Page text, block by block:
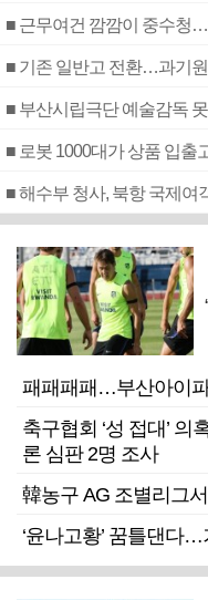
■ 근무여건 깜깜이 중수청
■ 기존 일반고 전환…과기
■ 부산시립극단 예술감독
■ 로봇 1000대가 상품 입
■ 해수부 청사, 북항 국제여
패패패패…부산아이
축구협회 ‘성 접대’
론 심판 2명 조사
韓농구 AG 조별리그
‘윤나고황’ 꿈틀댄다